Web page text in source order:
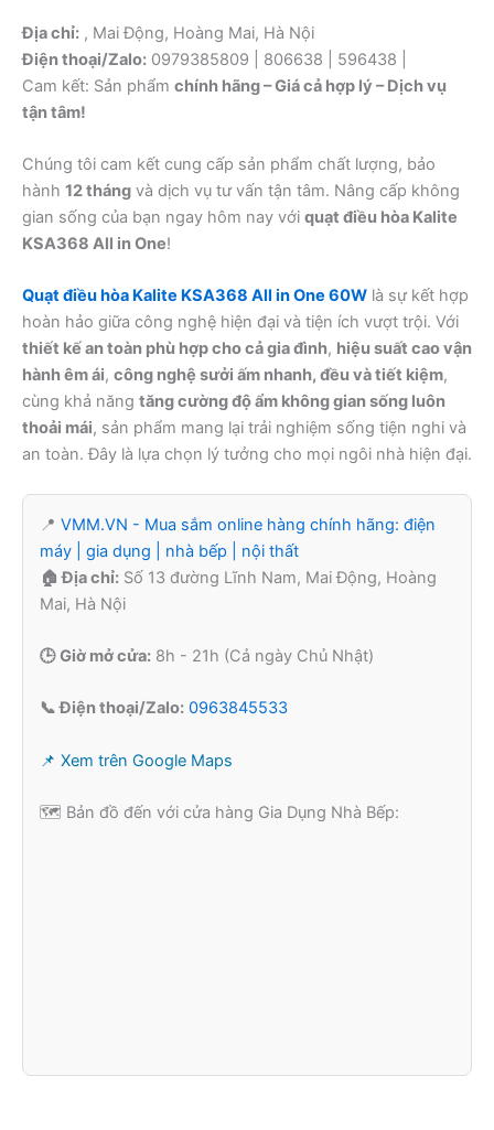
Địa chỉ: , Mai Động, Hoàng Mai, Hà Nội
Điện thoại/Zalo: 0979385809 | 806638 | 596438 |
Cam kết: Sản phẩm chính hãng – Giá cả hợp lý – Dịch vụ
tận tâm!
Chúng tôi cam kết cung cấp sản phẩm chất lượng, bảo
hành 12 tháng và dịch vụ tư vấn tận tâm. Nâng cấp không
gian sống của bạn ngay hôm nay với quạt điều hòa Kalite
KSA368 All in One!
Quạt điều hòa Kalite KSA368 All in One 60W là sự kết hợp
hoàn hảo giữa công nghệ hiện đại và tiện ích vượt trội. Với
thiết kế an toàn phù hợp cho cả gia đình, hiệu suất cao vận
hành êm ái, công nghệ sưởi ấm nhanh, đều và tiết kiệm,
cùng khả năng tăng cường độ ẩm không gian sống luôn
thoải mái, sản phẩm mang lại trải nghiệm sống tiện nghi và
an toàn. Đây là lựa chọn lý tưởng cho mọi ngôi nhà hiện đại.
📍 VMM.VN - Mua sắm online hàng chính hãng: điện
máy | gia dụng | nhà bếp | nội thất
🏠 Địa chỉ: Số 13 đường Lĩnh Nam, Mai Động, Hoàng
Mai, Hà Nội
🕒 Giờ mở cửa: 8h - 21h (Cả ngày Chủ Nhật)
📞 Điện thoại/Zalo: 0963845533
📌 Xem trên Google Maps
🗺️ Bản đồ đến với cửa hàng Gia Dụng Nhà Bếp: